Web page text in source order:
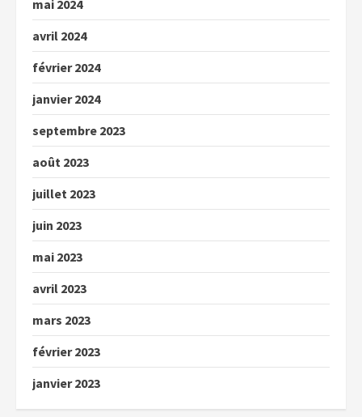
mai 2024
avril 2024
février 2024
janvier 2024
septembre 2023
août 2023
juillet 2023
juin 2023
mai 2023
avril 2023
mars 2023
février 2023
janvier 2023